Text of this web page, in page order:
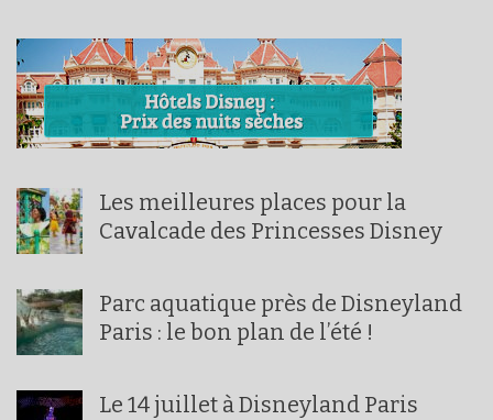
Les meilleures places pour la
Cavalcade des Princesses Disney
Parc aquatique près de Disneyland
Paris : le bon plan de l’été !
Le 14 juillet à Disneyland Paris